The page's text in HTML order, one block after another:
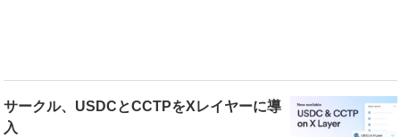
サークル、USDCとCCTPをXレイヤーに導
入